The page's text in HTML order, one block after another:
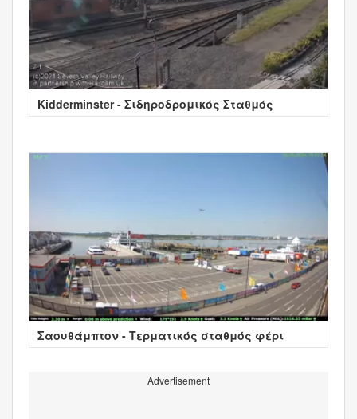
Kidderminster - Σιδηροδρομικός Σταθμός
Σαουθάμπτον - Τερματικός σταθμός φέρι
Advertisement